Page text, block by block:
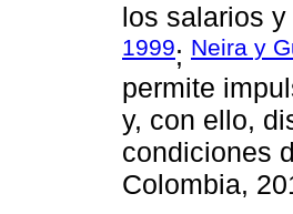
los salarios
1999; Neira y
permite
y, con ello,
condiciones
Colombia,